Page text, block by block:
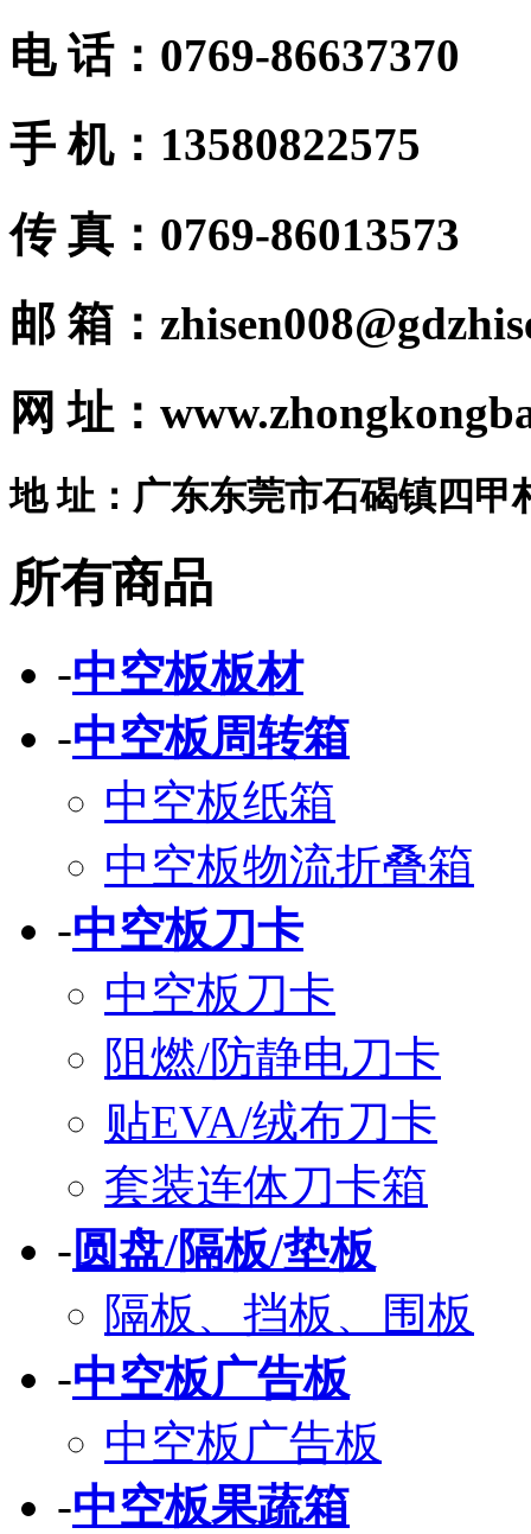
电 话：0769-86637370
手 机：13580822575
传 真：0769-86013573
邮 箱：
网 址：
地 址：广东东莞市石碣镇四甲
所有商品
-中空板板材
-中空板周转箱
中空板纸箱
中空板物流折叠箱
-中空板刀卡
中空板刀卡
阻燃/防静电刀卡
贴EVA/绒布刀卡
套装连体刀卡箱
-圆盘/隔板/垫板
隔板、挡板、围板
-中空板广告板
中空板广告板
-中空板果蔬箱